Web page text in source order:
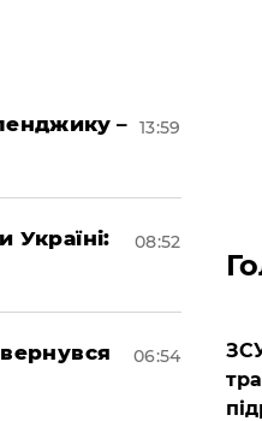
– 13:59
Україні:
08:52
06:54